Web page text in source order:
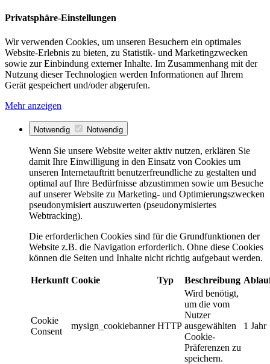
Privatsphäre-Einstellungen
Wir verwenden Cookies, um unseren Besuchern ein optimales
Website-Erlebnis zu bieten, zu Statistik- und Marketingzwecken
sowie zur Einbindung externer Inhalte. Im Zusammenhang mit der
Nutzung dieser Technologien werden Informationen auf Ihrem
Gerät gespeichert und/oder abgerufen.
Mehr anzeigen
Notwendig Notwendig
Wenn Sie unsere Website weiter aktiv nutzen, erklären Sie
damit Ihre Einwilligung in den Einsatz von Cookies um
unseren Internetauftritt benutzerfreundliche zu gestalten und
optimal auf Ihre Bedürfnisse abzustimmen sowie um Besuche
auf unserer Website zu Marketing- und Optimierungszwecken
pseudonymisiert auszuwerten (pseudonymisiertes
Webtracking).
Die erforderlichen Cookies sind für die Grundfunktionen der
Website z.B. die Navigation erforderlich. Ohne diese Cookies
können die Seiten und Inhalte nicht richtig aufgebaut werden.
Herkunft Cookie Typ Beschreibung
Cookie
Consent
mysign_cookiebanner HTTP
Wird benötigt,
um die vom
Nutzer
ausgewählten
Cookie-
Präferenzen zu
speichern.
1 Jahr